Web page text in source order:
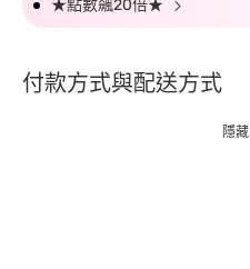
★點數飆20倍★
付款方式與配送方式
隱藏